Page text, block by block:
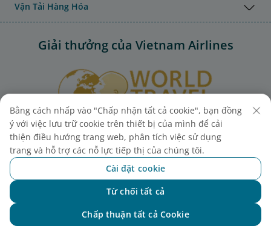
Vận Tải Hàng Hóa
Giải thưởng của Vietnam Airlines
Bằng cách nhấp vào "Chấp nhận tất cả cookie", bạn đồng
ý với việc lưu trữ cookie trên thiết bị của mình để cải
thiện điều hướng trang web, phân tích việc sử dụng
trang và hỗ trợ các nỗ lực tiếp thị của chúng tôi.
Cài đặt cookie
Từ chối tất cả
Chấp thuận tất cả Cookie